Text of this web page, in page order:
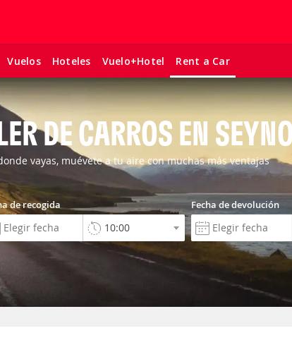
Vuelos Hoteles Vuelo+Hotel Rent a Car
DE CARROS EN
vayas, muévete a tu aire con muchas más ventajas
de recogida Fecha de devolución